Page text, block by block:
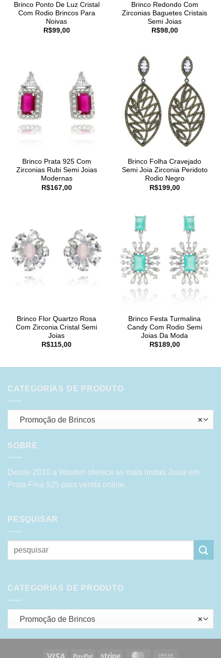
Brinco Ponto De Luz Cristal
Com Rodio Brincos Para
Noivas
R$99,00
Brinco Redondo Com
Zirconias Baguetes Cristais
Semi Joias
R$98,00
Brinco Prata 925 Com
Zirconias Rubi Semi Joias
Modernas
R$167,00
Brinco Folha Cravejado
Semi Joia Zirconia Peridoto
Rodio Negro
R$199,00
Brinco Flor Quartzo Rosa
Com Zirconia Cristal Semi
Joias
R$115,00
Brinco Festa Turmalina
Candy Com Rodio Semi
Joias Da Moda
R$189,00
CATEGORIAS DE PRODUTO
×
Promoção de Brincos
SOBRE
Desde 2010 a Waufen oferece as mais lindas Joias em
Prata Fina 925 para venda online.
PESQUISAR
Pesquisar
por:
CATEGORIAS DE PRODUTO
×
Promoção de Brincos
Visa PayPal Stripe MasterCard